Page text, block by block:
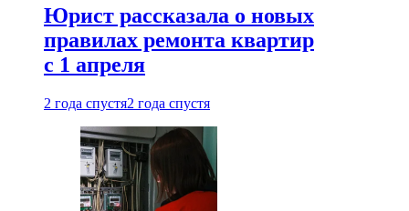
Юрист рассказала о новых
правилах ремонта квартир
с 1 апреля
2 года спустя2 года спустя